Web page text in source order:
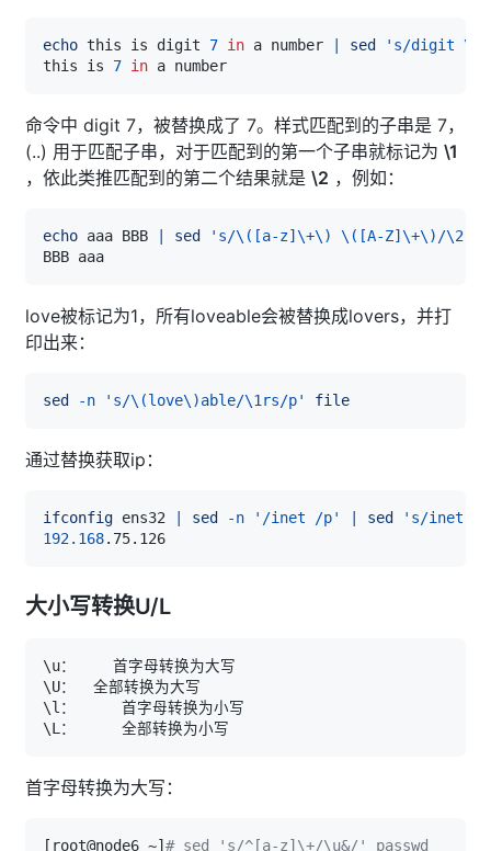
echo this is digit 7 in a number sed
's/digit
this is 7 in
命令中 digit 7，被替换成了 7。样式匹配到的子串是 7，
(..) 用于匹配子串，对于匹配到的第一个子串就标记为 \1
，依此类推匹配到的第二个结果就是 \2 ，例如：
echo aaa BBB sed
's/\([a-z]\+\) \([A-Z]\+\)/\2
love被标记为1，所有loveable会被替换成lovers，并打
印出来：
sed -n 's/\(love\)able/\1rs/p' file
通过替换获取ip：
ifconfig ens32 sed -n '/inet /p' sed
's/inet
192.168
大小写转换U/L
\
\
\
\
首字母转换为大写：
[ root@node6 ~] # sed 's/^[a-z]\+/\u&/' passwd